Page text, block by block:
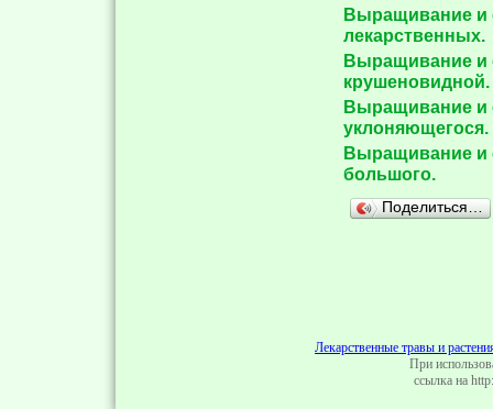
Выращивание и
лекарственных.
Выращивание и
крушеновидной.
Выращивание и
уклоняющегося.
Выращивание и
большого.
Поделиться…
Лекарственные травы и
При
ссылка на